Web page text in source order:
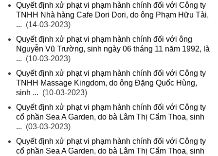
Quyết định xử phạt vi phạm hành chính đối với Công ty
TNHH Nhà hàng Cafe Dori Dori, do ông Phạm Hữu Tài,
... (14-03-2023)
Quyết định xử phạt vi phạm hành chính đối với ông
Nguyễn Vũ Trường, sinh ngày 06 tháng 11 năm 1992, là
... (10-03-2023)
Quyết định xử phạt vi phạm hành chính đối với Công ty
TNHH Massage Kingdom, do ông Đặng Quốc Hùng,
sinh ... (10-03-2023)
Quyết định xử phạt vi phạm hành chính đối với Công ty
cổ phần Sea A Garden, do bà Lâm Thị Cẩm Thoa, sinh
... (03-03-2023)
Quyết định xử phạt vi phạm hành chính đối với Công ty
cổ phần Sea A Garden, do bà Lâm Thị Cẩm Thoa, sinh